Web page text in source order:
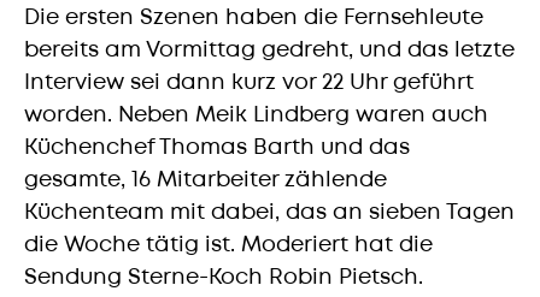
Die ersten Szenen haben die Fernsehleute
bereits am Vormittag gedreht, und das letzte
Interview sei dann kurz vor 22 Uhr geführt
worden. Neben Meik Lindberg waren auch
Küchenchef Thomas Barth und das
gesamte, 16 Mitarbeiter zählende
Küchenteam mit dabei, das an sieben Tagen
die Woche tätig ist. Moderiert hat die
Sendung Sterne-Koch Robin Pietsch.